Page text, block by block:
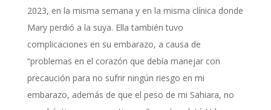
2023, en la misma semana y en la misma clínica donde
Mary perdió a la suya. Ella también tuvo
complicaciones en su embarazo, a causa de
“problemas en el corazón que debía manejar con
precaución para no sufrir ningún riesgo en mi
embarazo, además de que el peso de mi Sahiara, no